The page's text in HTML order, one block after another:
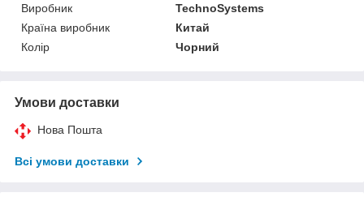
Виробник
TechnoSystems
Країна виробник
Китай
Колір
Чорний
Умови доставки
Нова Пошта
Всі умови доставки